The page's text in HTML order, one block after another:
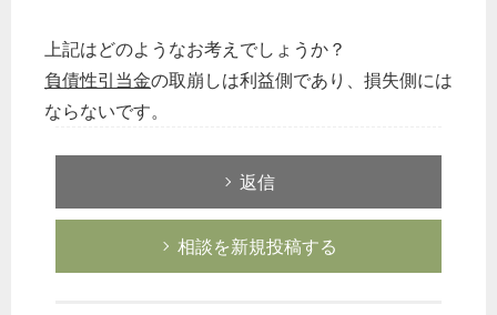
上記はどのようなお考えでしょうか？
負債性引当金の取崩しは利益側であり、損失側には
ならないです。
返信
相談を新規投稿する